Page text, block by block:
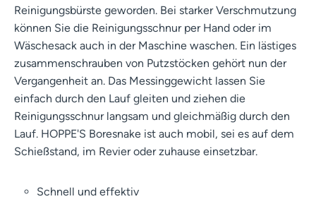
Reinigungsbürste geworden. Bei starker Verschmutzung
können Sie die Reinigungsschnur per Hand oder im
Wäschesack auch in der Maschine waschen. Ein lästiges
zusammenschrauben von Putzstöcken gehört nun der
Vergangenheit an. Das Messinggewicht lassen Sie
einfach durch den Lauf gleiten und ziehen die
Reinigungsschnur langsam und gleichmäßig durch den
Lauf. HOPPE'S Boresnake ist auch mobil, sei es auf dem
Schießstand, im Revier oder zuhause einsetzbar.
Schnell und effektiv